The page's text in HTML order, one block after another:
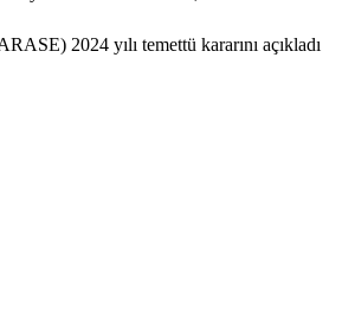
2024 yılı temettü kararını açıkladı